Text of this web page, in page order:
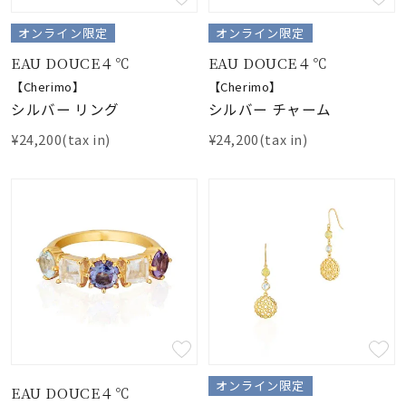
オンライン限定
EAU DOUCE４℃
【Cherimo】
シルバー リング
¥24,200(tax in)
オンライン限定
EAU DOUCE４℃
【Cherimo】
シルバー チャーム
¥24,200(tax in)
EAU DOUCE４℃ オンライン限定